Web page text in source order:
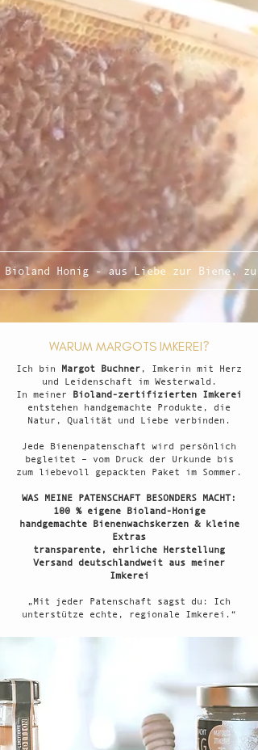
Bioland Honig - aus Liebe zur Biene,
WARUM MARGOTS IMKEREI?
Ich bin Margot Buchner , Imkerin mit Herz
und Leidenschaft im Westerwald.
In meiner Bioland-zertifizierten Imkerei
entstehen handgemachte Produkte, die
Natur, Qualität und Liebe verbinden.
Jede Bienenpatenschaft wird persönlich
begleitet – vom Druck der Urkunde bis
zum liebevoll gepackten Paket im Sommer.
WAS MEINE PATENSCHAFT BESONDERS MACHT:
100 % eigene Bioland-Honige
handgemachte Bienenwachskerzen & kleine
Extras
transparente, ehrliche Herstellung
Versand deutschlandweit aus meiner
Imkerei
„Mit jeder Patenschaft sagst du: Ich
unterstütze echte, regionale Imkerei.“